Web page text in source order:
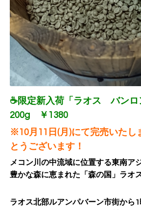
☕限定新入荷「ラオス バン
200g ￥1380
※10月11日(月)にて完売いたし
とうございます！
メコン川の中流域に位置する東南ア
豊かな森に恵まれた「森の国」ラオス
ラオス北部ルアンパバーン市街から